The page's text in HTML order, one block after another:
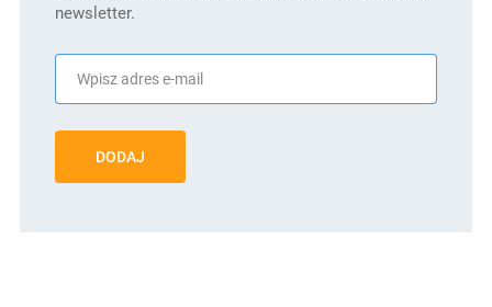
newsletter.
DODAJ